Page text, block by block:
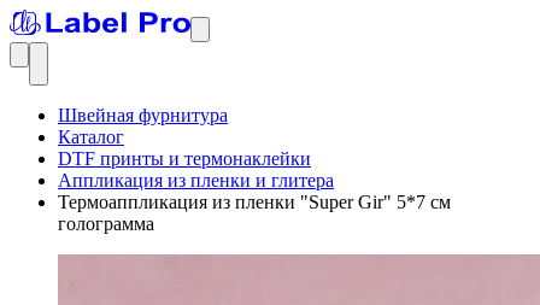
Швейная фурнитура
Каталог
DTF принты и термонаклейки
Аппликация из пленки и глитера
Термоаппликация из пленки "Super Gir" 5*7 см
голограмма